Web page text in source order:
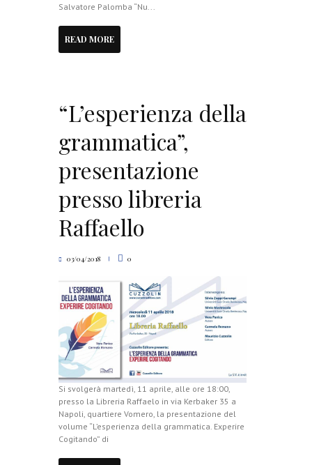
Salvatore Palomba “Nu...
READ MORE
“L’esperienza della
grammatica”,
presentazione
presso libreria
Raffaello
03/04/2018 0
Si svolgerà martedì, 11 aprile, alle ore 18:00,
presso la Libreria Raffaelo in via Kerbaker 35 a
Napoli, quartiere Vomero, la presentazione del
volume “L’esperienza della grammatica. Experire
Cogitando” di